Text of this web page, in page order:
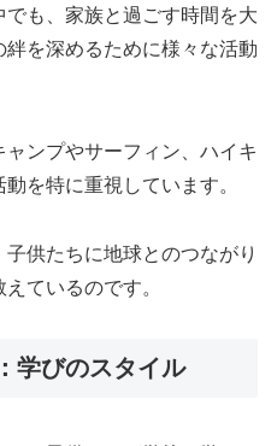
も、家族と過ごす時間を大
を深めるために様々な活動
ンプやサーフィン、ハイキ
を特に重視しています。
供たちに地球とのつながり
ているのです。
学びのスタイル